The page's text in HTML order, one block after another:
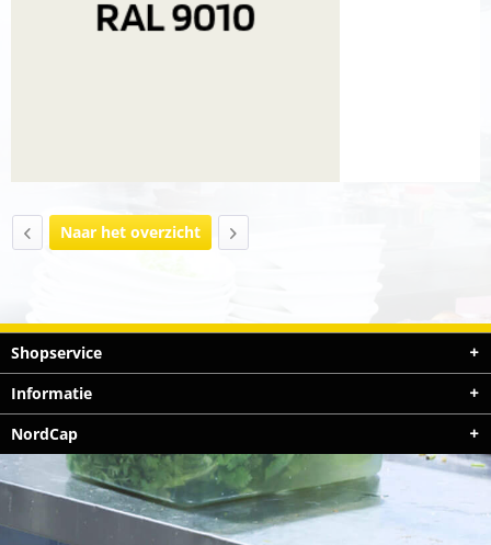
Naar het overzicht
Shopservice
Informatie
NordCap